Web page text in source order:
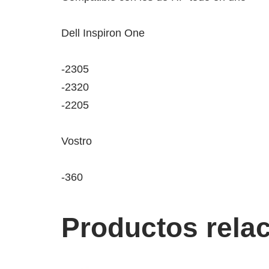
Dell Inspiron One
-2305
-2320
-2205
Vostro
-360
Productos